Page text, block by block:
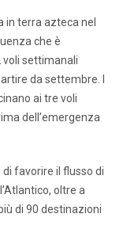
in terra azteca nel
che è
settimanali
da settembre. I
ai tre voli
dell’emergenza
di favorire il flusso di
oltre a
di 90 destinazioni